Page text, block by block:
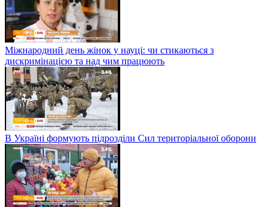
Міжнародний день жінок у науці: чи стикаються з
дискримінацією та над чим працюють
В Україні формують підрозділи Сил територіальної оборони